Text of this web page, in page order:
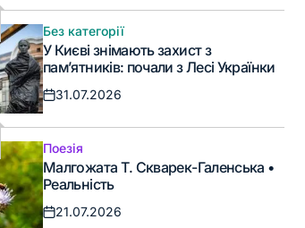
Опублікувати
у
Без категорії
У Києві знімають захист з
пам’ятників: почали з Лесі Українки
Дата
31.07.2026
Опублікувати
у
Поезія
Малгожата Т. Скварек-Галенська •
Реальність
Дата
21.07.2026